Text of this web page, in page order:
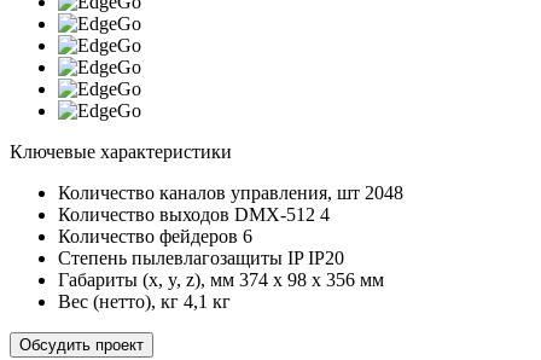
Ключевые характеристики
Количество каналов управления, шт 2048
Количество выходов DMX-512 4
Количество фейдеров 6
Степень пылевлагозащиты IP IP20
Габариты (x, y, z), мм 374 x 98 x 356 мм
Вес (нетто), кг 4,1 кг
Обсудить проект